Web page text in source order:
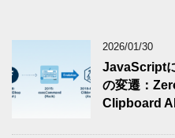
2026/01/30
JavaScript
の変遷：
Clipboard